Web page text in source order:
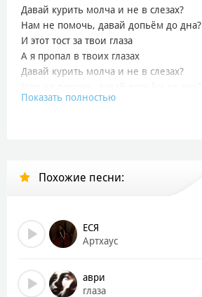
Давай курить молча и не в слезах?
Нам не помочь, давай допьём до дна?
И этот тост за твои глаза
А я пропал в твоих глазах
Давай курить молча и не в слезах?
И этот тост за твои глаза
На твоих губах
И каждый твой шаг
Как будто случайно
Ты смотришь в упор
И я теряю разум
Показать полностью
Похожие песни:
ЕСЯ
Артхаус
аври
глаза